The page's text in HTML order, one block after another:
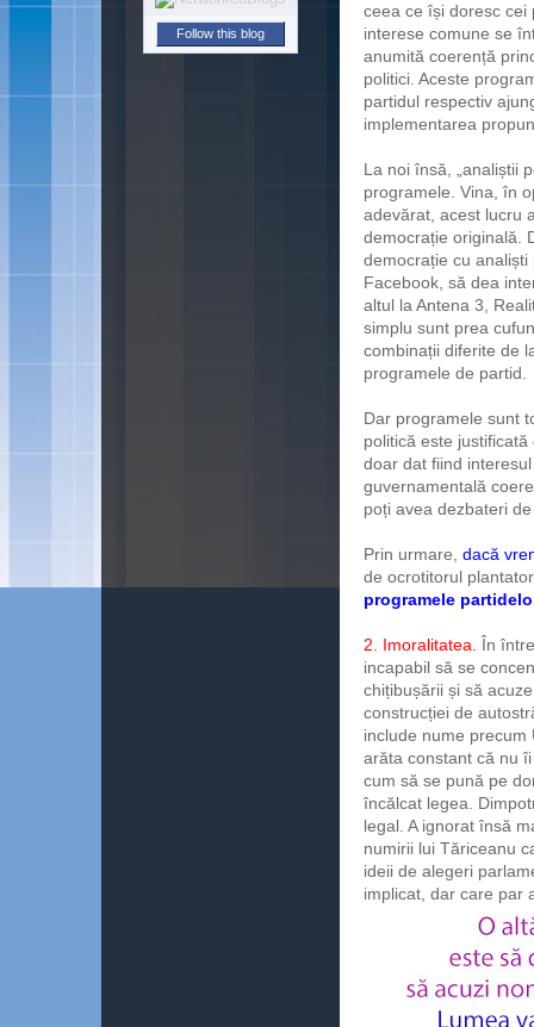
ceea ce își doresc
interese comune se
anumită coerență
politici. Aceste
partidul respectiv
implementarea
La noi însă, „analiștii
programele. Vina, în
adevărat, acest lucru
democrație originală.
democrație cu
Facebook, să dea
altul la Antena 3,
simplu sunt prea
combinații diferite de
programele de partid.
Dar programele sunt
politică este
doar dat fiind
guvernamentală
poți avea dezbateri
Prin urmare, dacă
de ocrotitorul
programele
2. Imoralitatea.
În
incapabil să se
chițibușării și să
construcției de
include nume precum
arăta constant că nu
cum să se pună pe
încălcat legea.
legal. A ignorat însă
numirii lui Tăriceanu
ideii de alegeri
implicat, dar care par
Follow this blog